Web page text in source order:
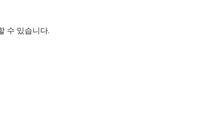
수 있습니다.